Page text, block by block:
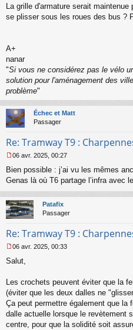
g
e
n
u
La grille d'armature serait
se plisser sous les roues des bus ?
A+
nanar
"Si vous ne considérez pas le vélo
solution pour l'aménagement des
problème"
Échec et Matt
Passager
Re: Tramway T9 :
e
s
a
g
e
o
l
u
06 avr. 2025, 00:27
Bien possible : j’ai vu les mêmes
Genas là où T6 partage l’infra avec
Patafix
Passager
Re: Tramway T9 :
e
s
g
e
n
o
06 avr. 2025, 00:33
Salut,
Les crochets peuvent éviter que la
(éviter que les deux dalles ne
Ça peut permettre également que la
dalle actuelle lorsque le revètement
centre, pour que la solidité soit